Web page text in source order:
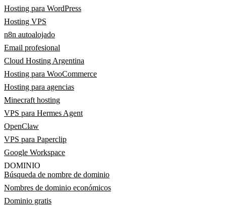
Hosting para WordPress
Hosting VPS
n8n autoalojado
Email profesional
Cloud Hosting Argentina
Hosting para WooCommerce
Hosting para agencias
Minecraft hosting
VPS para Hermes Agent
OpenClaw
VPS para Paperclip
Google Workspace
DOMINIO
Búsqueda de nombre de dominio
Nombres de dominio económicos
Dominio gratis